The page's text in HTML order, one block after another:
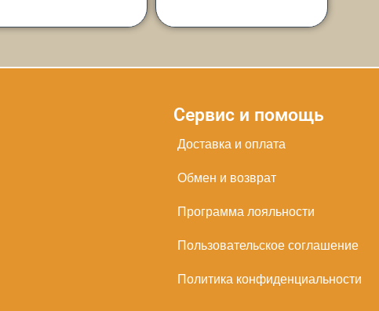
Сервис и помощь
Доставка и оплата
Обмен и возврат
Программа лояльности
Пользовательское соглашение
Политика конфиденциальности